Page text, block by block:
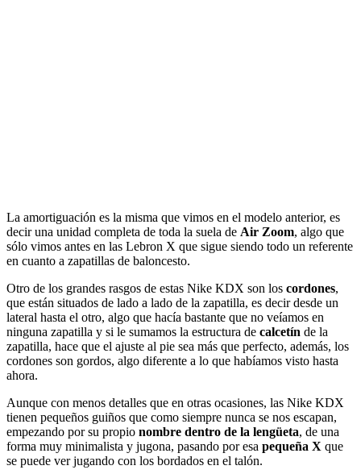
La amortiguación es la misma que vimos en el modelo anterior, es
decir una unidad completa de toda la suela de Air Zoom, algo que
sólo vimos antes en las Lebron X que sigue siendo todo un referente
en cuanto a zapatillas de baloncesto.
Otro de los grandes rasgos de estas Nike KDX son los cordones,
que están situados de lado a lado de la zapatilla, es decir desde un
lateral hasta el otro, algo que hacía bastante que no veíamos en
ninguna zapatilla y si le sumamos la estructura de calcetín de la
zapatilla, hace que el ajuste al pie sea más que perfecto, además, los
cordones son gordos, algo diferente a lo que habíamos visto hasta
ahora.
Aunque con menos detalles que en otras ocasiones, las Nike KDX
tienen pequeños guiños que como siempre nunca se nos escapan,
empezando por su propio nombre dentro de la lengüeta, de una
forma muy minimalista y jugona, pasando por esa pequeña X que
se puede ver jugando con los bordados en el talón.